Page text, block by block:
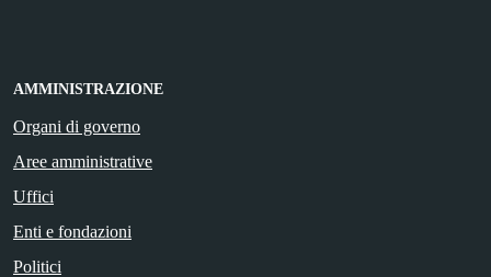
AMMINISTRAZIONE
Organi di governo
Aree amministrative
Uffici
Enti e fondazioni
Politici